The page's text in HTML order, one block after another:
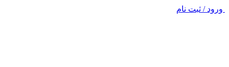
ورود / ثبت نام